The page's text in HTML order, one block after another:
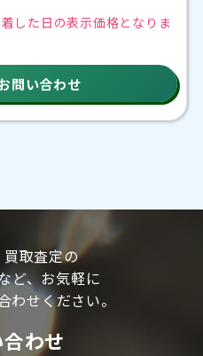
した日の表示価格となりま
問い合わせ
取査定の
ど、お気軽に
わせください。
わせ